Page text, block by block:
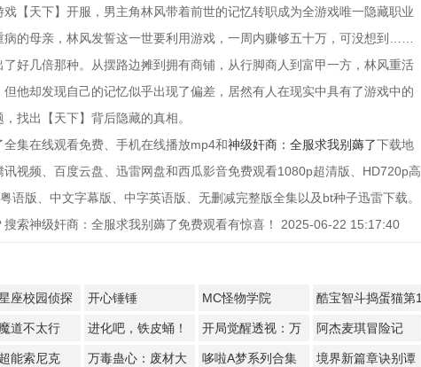
【天下】开服，男主角林风带着前世的记忆转职成为全游戏唯一隐藏职业
的母亲，林风发誓这一世要利用游戏，一周内赚够五十万，可没想到……
好几倍那种。从摆路边摊到拥有商铺，从行脚商人到富甲一方，林风重活
他却发现自己的记忆似乎出现了偏差，居然有人在现实中具有了游戏中的
找出【天下】背后隐藏的真相。
集在线观看免费、手机在线播放mp4和神级奸商：全服求我别薅了下载地
视频、百度云盘、迅雷网盘和西瓜影音免费观看1080p超清版、HD720p高
语版、中文字幕版、中字英语版、无删减完整版全集以及bt种子迅雷下载。
索神级奸商：全服求我别薅了免费观看有惊喜！ 2025-06-22 15:17:40
座校园侦探
开心锤锤 MC怪物学院
酷宝智斗捣蛋猫第1
季
道不太行 进化吧，铁皮蛹！
开局觉醒透视：万
物皆透,我即无敌
阿杰麦琪冒险记
能索尼克 万毒蛊心：废材大 哆啦A梦系列合集 境界新篇章诀别谭